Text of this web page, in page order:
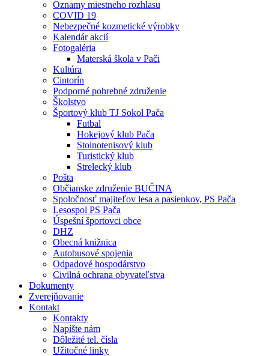
Oznamy miestneho rozhlasu
COVID 19
Nebezpečné kozmetické výrobky
Kalendár akcií
Fotogaléria
Materská škola v Pači
Kultúra
Cintorín
Podporné pohrebné združenie
Školstvo
Športový klub TJ Sokol Pača
Futbal
Hokejový klub Pača
Stolnotenisový klub
Turistický klub
Strelecký klub
Pošta
Občianske združenie BUČINA
Spoločnosť majiteľov lesa a pasienkov, PS Pača
Lesospol PS Pača
Úspešní športovci obce
DHZ
Obecná knižnica
Autobusové spojenia
Odpadové hospodárstvo
Civilná ochrana obyvateľstva
Dokumenty
Zverejňovanie
Kontakt
Kontakty
Napíšte nám
Dôležité tel. čísla
Užitočné linky